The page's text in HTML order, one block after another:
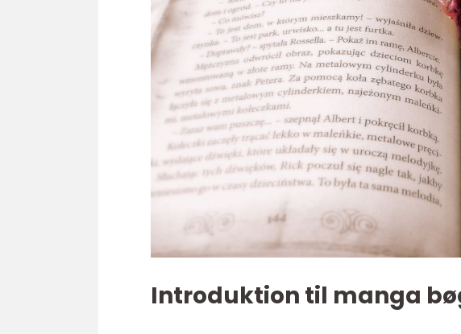
Introduktion til manga